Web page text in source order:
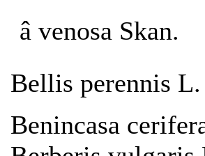
â venosa Skan.
Bellis perennis L.
Benincasa